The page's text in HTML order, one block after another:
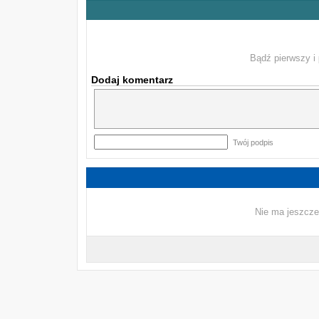
Bądź pierwszy i
Dodaj komentarz
Twój podpis
Nie ma